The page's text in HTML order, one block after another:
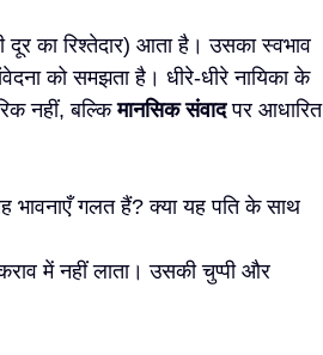
का रिश्तेदार) आता है। उसका स्वभाव
को समझता है। धीरे-धीरे नायिका के
नहीं, बल्किमानसिक संवादपर आधारित
भावनाएँ गलत हैं? क्या यह पति के साथ
में नहीं लाता। उसकी चुप्पी और